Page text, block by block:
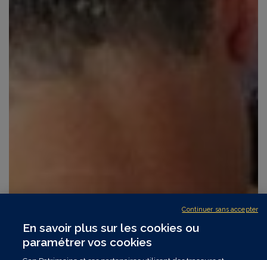
En savoir plus sur les cookies ou
paramétrer vos cookies
Continuer sans accepter